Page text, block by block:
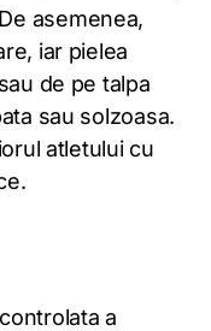
asemenea,
iar pielea
de pe talpa
sau solzoasa.
atletului cu
a